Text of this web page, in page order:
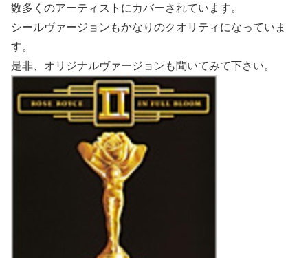
数多くのアーティストにカバーされています。
シールヴァージョンもかなりのクオリティになっていま
す。
是非、オリジナルヴァージョンも聞いてみて下さい。